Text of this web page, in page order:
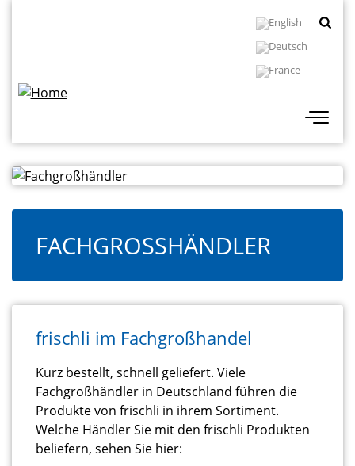
FACHGROSSHÄNDLER
frischli im Fachgroßhandel
Kurz bestellt, schnell geliefert. Viele
Fachgroßhändler in Deutschland führen die
Produkte von frischli in ihrem Sortiment.
Welche Händler Sie mit den frischli Produkten
beliefern, sehen Sie hier: